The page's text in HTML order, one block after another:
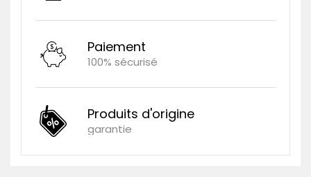
Paiement
100% sécurisé
Produits d'origine
garantie